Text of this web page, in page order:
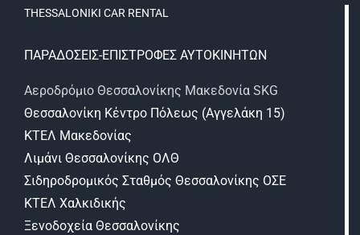
THESSALONIKI CAR RENTAL
ΠΑΡΑΔΟΣΕΙΣ-ΕΠΙΣΤΡΟΦΕΣ ΑΥΤΟΚΙΝΗΤΩΝ
Αεροδρόμιο Θεσσαλονίκης Μακεδονία SKG
Θεσσαλονίκη Κέντρο Πόλεως (Αγγελάκη 15)
ΚΤΕΛ Μακεδονίας
Λιμάνι Θεσσαλονίκης ΟΛΘ
Σιδηροδρομικός Σταθμός Θεσσαλονίκης ΟΣΕ
ΚΤΕΛ Χαλκιδικής
Ξενοδοχεία Θεσσαλονίκης